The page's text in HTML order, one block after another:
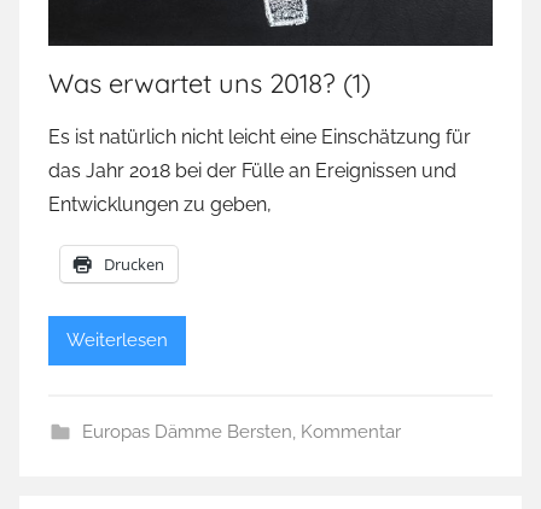
Was erwartet uns 2018? (1)
Es ist natürlich nicht leicht eine Einschätzung für
das Jahr 2018 bei der Fülle an Ereignissen und
Entwicklungen zu geben,
Drucken
Weiterlesen
Europas Dämme Bersten Kommentar